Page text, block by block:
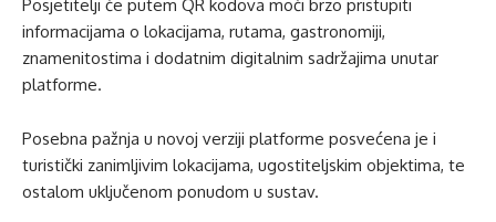
Posjetitelji će putem QR kodova moći brzo pristupiti
informacijama o lokacijama, rutama, gastronomiji,
znamenitostima i dodatnim digitalnim sadržajima unutar
platforme.
Posebna pažnja u novoj verziji platforme posvećena je i
turistički zanimljivim lokacijama, ugostiteljskim objektima, te
ostalom uključenom ponudom u sustav.